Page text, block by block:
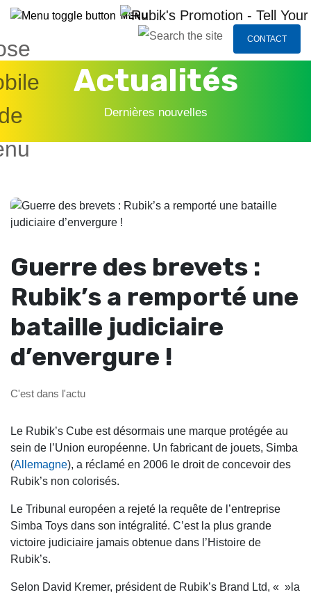
Toggle navigation MENU
CONTACT
Actualités
Dernières nouvelles
Guerre des brevets :
Rubik’s a remporté une
bataille judiciaire
d’envergure !
C'est dans l'actu
Le Rubik’s Cube est désormais une marque protégée au
sein de l’Union européenne. Un fabricant de jouets, Simba
(Allemagne), a réclamé en 2006 le droit de concevoir des
Rubik’s non colorisés.
Le Tribunal européen a rejeté la requête de l’entreprise
Simba Toys dans son intégralité. C’est la plus grande
victoire judiciaire jamais obtenue dans l’Histoire de
Rubik’s.
Selon David Kremer, président de Rubik’s Brand Ltd, « »la